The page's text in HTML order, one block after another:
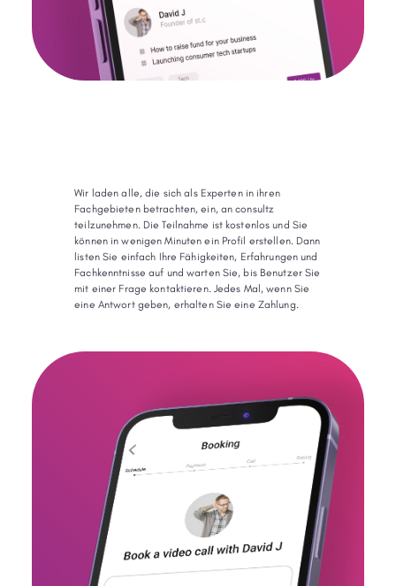
Wir laden alle, die sich als Experten in ihren
Fachgebieten betrachten, ein, an consultz
teilzunehmen. Die Teilnahme ist kostenlos und Sie
können in wenigen Minuten ein Profil erstellen. Dann
listen Sie einfach Ihre Fähigkeiten, Erfahrungen und
Fachkenntnisse auf und warten Sie, bis Benutzer Sie
mit einer Frage kontaktieren. Jedes Mal, wenn Sie
eine Antwort geben, erhalten Sie eine Zahlung.